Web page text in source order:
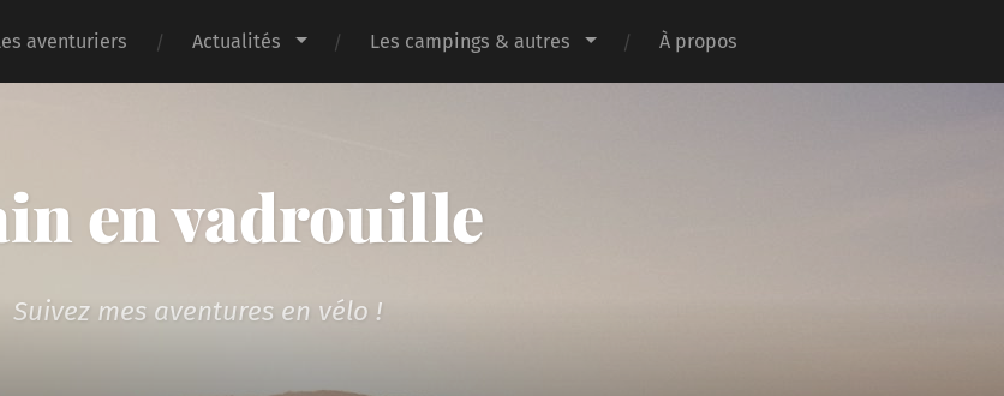
aventuriers Actualités Les campings & autres À propos
en vadrouille
Suivez mes aventures en vélo !